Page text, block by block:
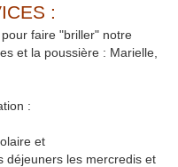
:
faire "briller" notre
et la poussière : Marielle,
:
et
déjeuners les mercredis et